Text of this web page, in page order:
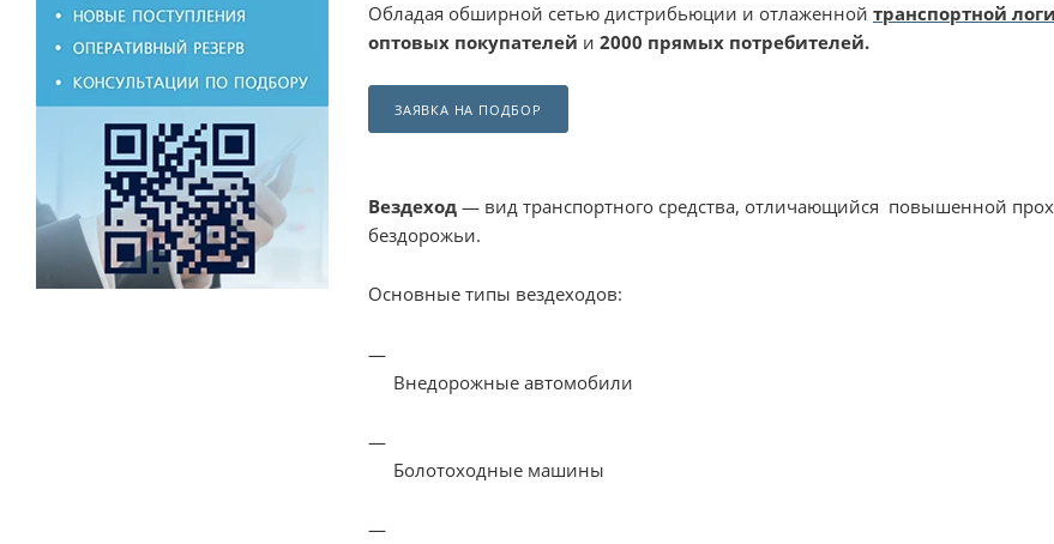
Обладая обширной сетью дистрибьюции и отлаженной транспортной
оптовых покупателей и 2000 прямых потребителей.
ЗАЯВКА НА ПОДБОР
Вездеход — вид транспортного средства, отличающийся повышенной
бездорожьи.
Основные типы вездеходов:
Внедорожные автомобили
Болотоходные машины